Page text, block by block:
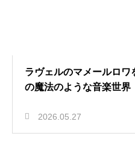
ラヴェルのマメールロ
の魔法のような音楽世界
2026.05.27